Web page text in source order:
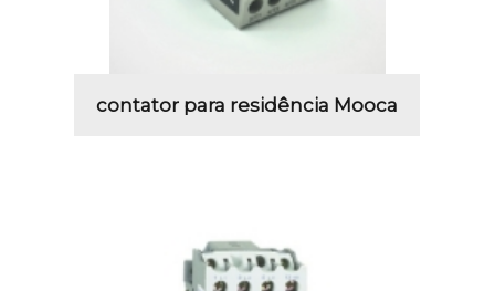
contator para residência Mooca